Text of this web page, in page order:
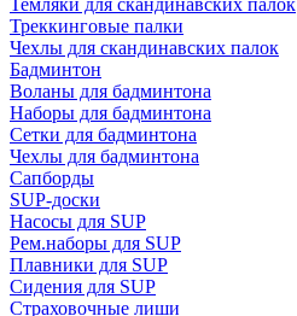
Темляки для скандинавских палок
Треккинговые палки
Чехлы для скандинавских палок
Бадминтон
Воланы для бадминтона
Наборы для бадминтона
Сетки для бадминтона
Чехлы для бадминтона
Сапборды
SUP-доски
Насосы для SUP
Рем.наборы для SUP
Плавники для SUP
Сидения для SUP
Страховочные лиши